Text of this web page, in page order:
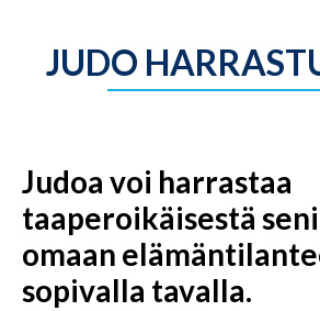
JUDO
Judoa voi harrastaa
taaperoikäisestä
omaan
sopivalla tavalla.